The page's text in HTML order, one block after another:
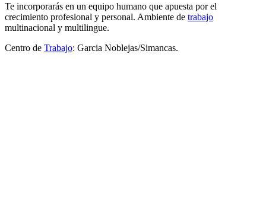
Te incorporarás en un equipo humano que apuesta por el
crecimiento profesional y personal. Ambiente de trabajo
multinacional y multilingue.
Centro de Trabajo: Garcia Noblejas/Simancas.